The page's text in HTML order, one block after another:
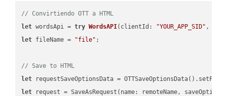
// Convirtiendo OTT a HTML
let wordsApi = try WordsAPI( clientId: "YOUR_APP_SID" ,
let fileName = "file" ;
// Save to HTML
let requestSaveOptionsData =
let request = SaveAsRequest(name: remoteName,